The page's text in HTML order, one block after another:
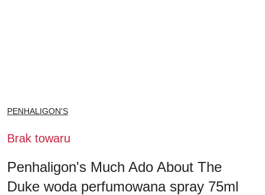
NAZWA
PRODUCENTA:
PENHALIGON'S
Brak towaru
Penhaligon's Much Ado About The
Duke woda perfumowana spray 75ml